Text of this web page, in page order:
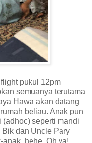
pukul 12pm
semuanya terutama
Hawa akan datang
beliau. Anak pun
seperti mandi
Bik dan Uncle Pary
hehe. Oh ya!